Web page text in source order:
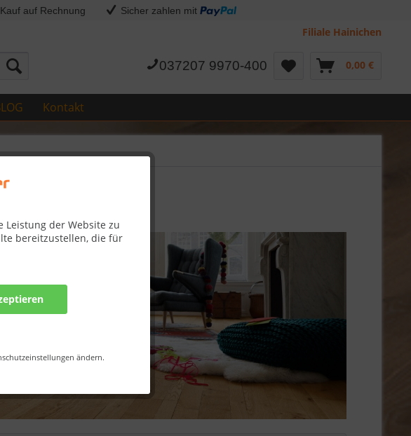
Kauf auf Rechnung Sicher zahlen mit
Filiale Hainichen
037207 9970-400 0,00 €
Kontakt
Leistung der Website zu
bereitzustellen, die für
ändern.